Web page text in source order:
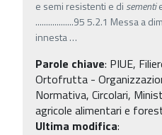
e semi resistenti e di sementi
..................95 5.2.1 Messa a
innesta…
Parole chiave: PIUE,
Ortofrutta -
Normativa, Circolari,
agricole alimentari e
Ultima modifica: